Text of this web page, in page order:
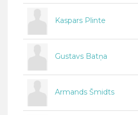
Kaspars Plinte
Gustavs Batņa
Armands Šmidts